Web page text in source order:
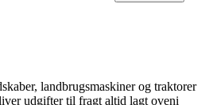
landbrugsmaskiner og traktorer
udgifter til fragt altid lagt oveni